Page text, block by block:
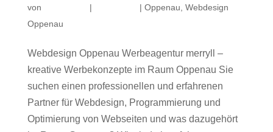
von | | Oppenau Webdesign
Oppenau
Webdesign Oppenau Werbeagentur merryll –
kreative Werbekonzepte im Raum Oppenau Sie
suchen einen professionellen und erfahrenen
Partner für Webdesign, Programmierung und
Optimierung von Webseiten und was dazugehört